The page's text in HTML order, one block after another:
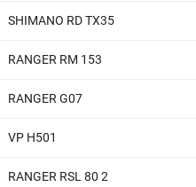
SHIMANO RD TX35
RANGER RM 153
RANGER G07
VP H501
RANGER RSL 80 2